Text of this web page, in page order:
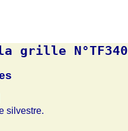
grille N°TF340
silvestre.